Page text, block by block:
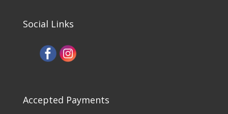
Social Links
Accepted Payments